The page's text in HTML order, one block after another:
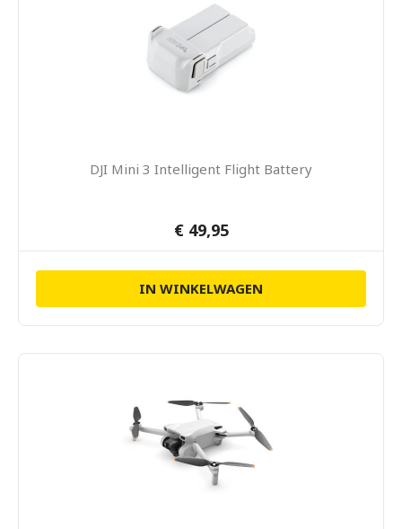
DJI Mini 3 Intelligent Flight Battery
€ 49,95
IN WINKELWAGEN